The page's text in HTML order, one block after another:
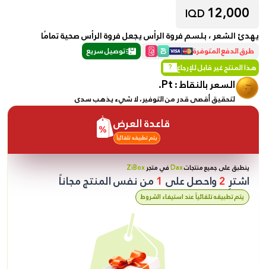
12,000
IQD
يهدئ الشعر ، بلسم فروة الرأس يجعل فروة الرأس صحية تمامًا
طرق الدفع المتوفرة
توصيل سريع
هذا المنتج غير قابل للإرجاع ?
السعر بالنقاط :Pt.
لتحقيق أقصى قدر من التوفير، لا شيء يذهب سدى
قاعدة العرض
يتم تطبيقه تلقائياً
ينطبق على جميع منتجاتDaxفي متجرZiBox
اشترِ2واحصل على 1من نفس المنتج مجاناً
يتم تطبيقه تلقائياً عند استيفاء الشروط